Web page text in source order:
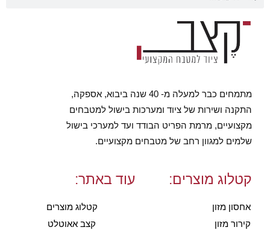
מתמחים כבר למעלה מ- 40 שנה ביבוא, אספקה,
התקנה ושירות של ציוד ומערכות בישול למטבחים
מקצועיים, מרמת הפריט הבודד ועד למערכי בישול
שלמים למגוון רחב של מטבחים מקצועיים.
קטלוג מוצרים:
אחסון מזון
קירור מזון
עוד באתר:
קטלוג מוצרים
קצב אאוטלט